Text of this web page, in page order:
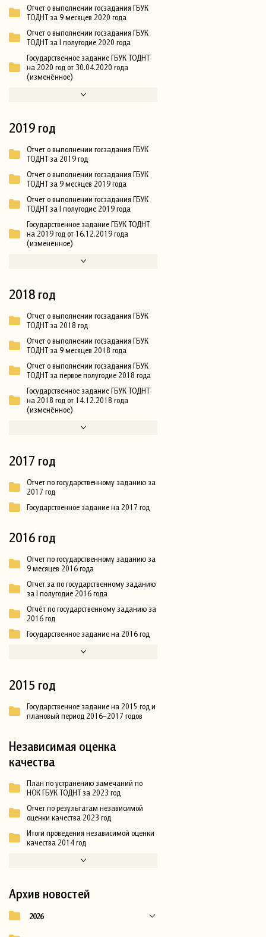
Отчет о выполнении госзадания ГБУК
ТОДНТ за 9 месяцев 2020 года
Отчет о выполнении госзадания ГБУК
ТОДНТ за I полугодие 2020 года
Государственное задание ГБУК ТОДНТ
на 2020 год от 30.04.2020 года
(изменённое)
2019 год
Отчет о выполнении госзадания ГБУК
ТОДНТ за 2019 год
Отчет о выполнении госзадания ГБУК
ТОДНТ за 9 месяцев 2019 года
Отчет о выполнении госзадания ГБУК
ТОДНТ за I полугодие 2019 года
Государственное задание ГБУК ТОДНТ
на 2019 год от 16.12.2019 года
(изменённое)
2018 год
Отчет о выполнении госзадания ГБУК
ТОДНТ за 2018 год
Отчет о выполнении госзадания ГБУК
ТОДНТ за 9 месяцев 2018 года
Отчет о выполнении госзадания ГБУК
ТОДНТ за первое полугодие 2018 года
Государственное задание ГБУК ТОДНТ
на 2018 год от 14.12.2018 года
(изменённое)
2017 год
Отчет по государственному заданию за
2017 год
Государственное задание на 2017 год
2016 год
Отчет по государственному заданию за
9 месяцев 2016 года
Отчет за по государственному заданию
за I полугодие 2016 года
Отчёт по государственному заданию за
2016 год
Государственное задание на 2016 год
2015 год
Государственное задание на 2015 год и
плановый период 2016–2017 годов
Независимая оценка
качества
План по устранению замечаний по
НОК ГБУК ТОДНТ за 2023 год
Отчет по результатам независимой
оценки качества 2023 год
Итоги проведения независимой оценки
качества 2014 год
Архив новостей
2026